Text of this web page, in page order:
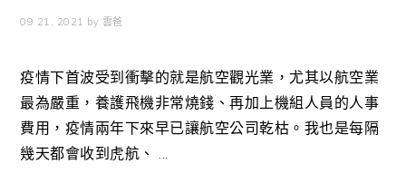
09 21, 2021 by 雲爸
疫情下首波受到衝擊的就是航空觀光業，尤其以航空業
最為嚴重，養護飛機非常燒錢、再加上機組人員的人事
費用，疫情兩年下來早已讓航空公司乾枯。我也是每隔
幾天都會收到虎航、 ...